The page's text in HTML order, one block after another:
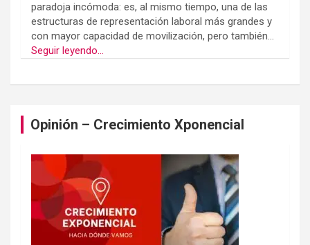
paradoja incómoda: es, al mismo tiempo, una de las
estructuras de representación laboral más grandes y
con mayor capacidad de movilización, pero también...
Seguir leyendo...
Opinión – Crecimiento Xponencial